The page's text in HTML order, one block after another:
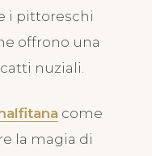
i pittoreschi
offrono una
nuziali.
come
la magia di